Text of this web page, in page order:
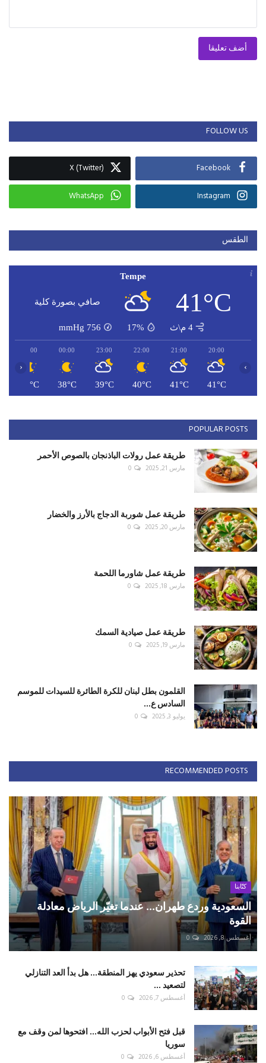
أضف تعليقا
FOLLOW US
Facebook
X (Twitter)
Instagram
WhatsApp
الطقس
Tempe
41°C صافي بصورة كلية
4 م\ث 17%
756
mmHg
20:00
41°C
21:00
41°C
22:00
40°C
23:00
39°C
00:00
38°C
01:00
37°C
‹ ›
POPULAR POSTS
طريقة عمل رولات الباذنجان بالصوص الأحمر
مارس 21, 2025 0
طريقة عمل شوربة الدجاج بالأرز والخضار
مارس 20, 2025 0
طريقة عمل شاورما اللحمة
مارس 18, 2025 0
طريقة عمل صيادية السمك
مارس 19, 2025 0
القلمون بطل لبنان للكرة الطائرة للسيدات للموسم
السادس ع...
يوليو 3, 2025 0
RECOMMENDED POSTS
كتّابنا
السعودية وردع طهران... عندما تغيّر الرياض معادلة
القوة
أغسطس 8, 2026 0
تحذير سعودي يهز المنطقة... هل بدأ العد التنازلي
لتصعيد ...
أغسطس 7, 2026 0
قبل فتح الأبواب لحزب الله... افتحوها لمن وقف مع
سوريا
أغسطس 6, 2026 0